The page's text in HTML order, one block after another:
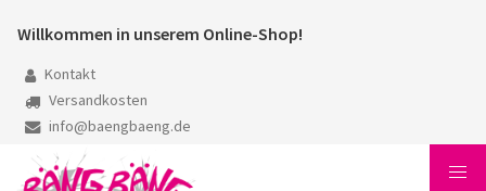
Willkommen in unserem Online-Shop!
Kontakt
Versandkosten
info@baengbaeng.de